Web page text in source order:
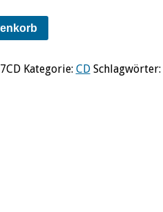
Kategorie: CD Schlagwörter: